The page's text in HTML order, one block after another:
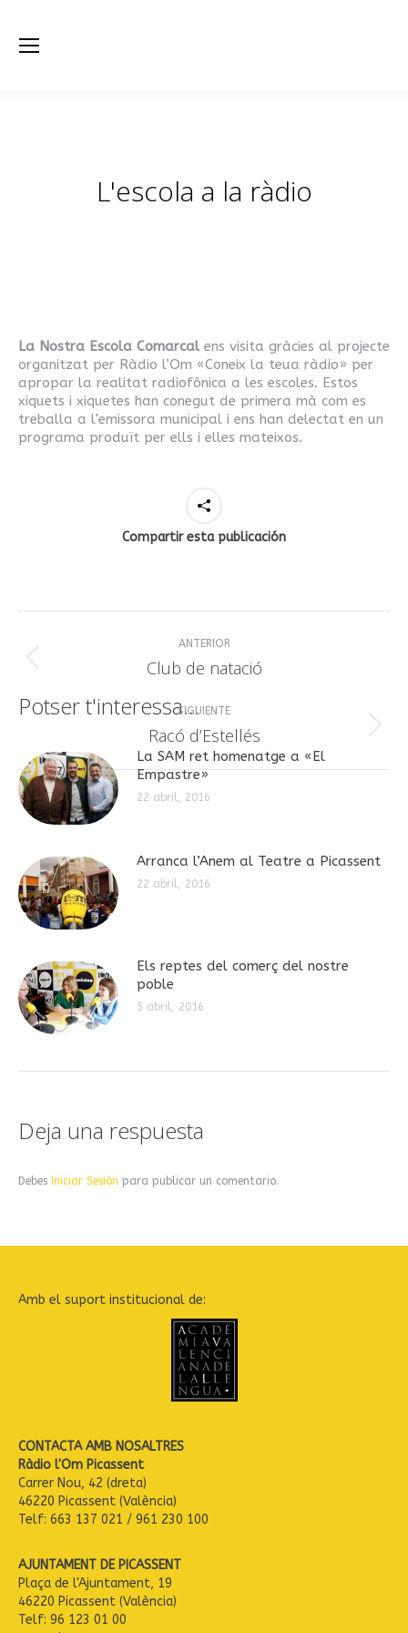
L'escola a la ràdio
Estás aquí:
La Nostra Escola Comarcal ens visita gràcies al projecte
organitzat per Ràdio l’Om «Coneix la teua ràdio» per
apropar la realitat radiofònica a les escoles. Estos
xiquets i xiquetes han conegut de primera mà com es
treballa a l’emissora municipal i ens han delectat en un
programa produït per ells i elles mateixos.
Compartir esta publicación
Navegación
publicaciones
ANTERIOR
Publicación
Club de natació
SIGUIENTE
Publicación
siguiente:
Racó d’Estellés
Potser t'interessa...
La SAM ret homenatge a «El
Empastre»
22 abril, 2016
Arranca l’Anem al Teatre a Picassent
22 abril, 2016
Els reptes del comerç del nostre
poble
5 abril, 2016
Deja una respuesta
Debes Iniciar Sesión para publicar un comentario.
Amb el suport institucional de:
CONTACTA AMB NOSALTRES
Ràdio l'Om Picassent
Carrer Nou, 42 (dreta)
46220 Picassent (València)
Telf: 663 137 021 / 961 230 100
AJUNTAMENT DE PICASSENT
Plaça de l'Ajuntament, 19
46220 Picassent (València)
Telf: 96 123 01 00